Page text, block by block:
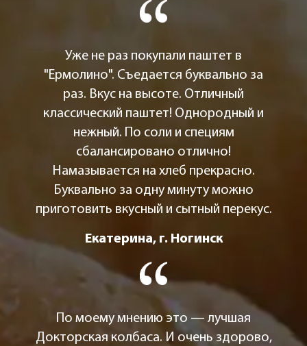
Уже не раз покупали паштет в
"Ермолино". Съедается буквально за
раз. Вкус на высоте. Отличный
классический паштет! Однородный и
нежный. По соли и специям
сбалансировано отлично!
Намазывается на хлеб прекрасно.
Буквально за одну минуту можно
приготовить вкусный и сытный перекус.
Екатерина, г. Ногинск
По моему мнению это — лучшая
Докторская колбаса. И очень здорово,